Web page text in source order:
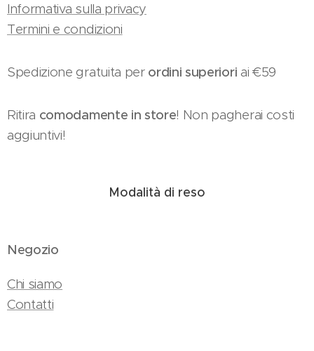
Informativa sulla privacy
Termini e condizioni
Spedizione gratuita perordini superiori ai €59
Ritira comodamente in store! Non pagherai costi
aggiuntivi!
Modalità di reso
Negozio
Chi siamo
Contatti